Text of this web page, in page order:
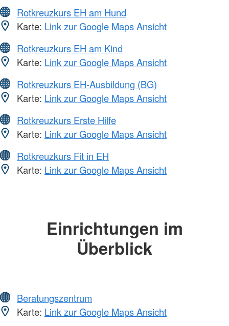
Rotkreuzkurs EH am Hund
Karte: Link zur Google Maps Ansicht
Rotkreuzkurs EH am Kind
Karte: Link zur Google Maps Ansicht
Rotkreuzkurs EH-Ausbildung (BG)
Karte: Link zur Google Maps Ansicht
Rotkreuzkurs Erste Hilfe
Karte: Link zur Google Maps Ansicht
Rotkreuzkurs Fit in EH
Karte: Link zur Google Maps Ansicht
Einrichtungen im
Überblick
Beratungszentrum
Karte: Link zur Google Maps Ansicht